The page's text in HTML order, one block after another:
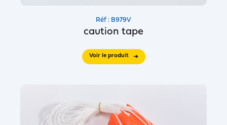
Réf : B979V
caution tape
Voir le produit